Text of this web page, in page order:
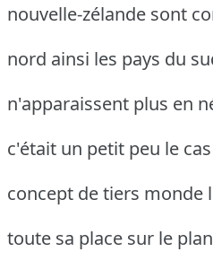
nouvelle-zélande sont
nord ainsi les pays du
n'apparaissent plus en
c'était un petit peu le
concept de tiers monde
toute sa place sur le